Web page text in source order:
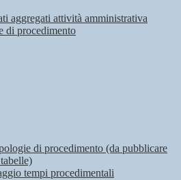
aggregati attività amministrativa
di procedimento
di procedimento (da pubblicare
tempi procedimentali